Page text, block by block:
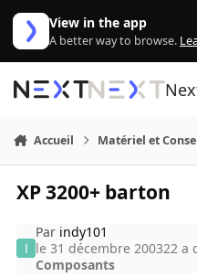
Aller au contenu
View in the app
A better way to browse.
Accueil Matériel et
XP 3200+ barton
Par indy101
le 31 décembre 200322 a
Composants